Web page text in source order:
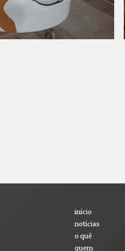
início
notícias
o quê
quem